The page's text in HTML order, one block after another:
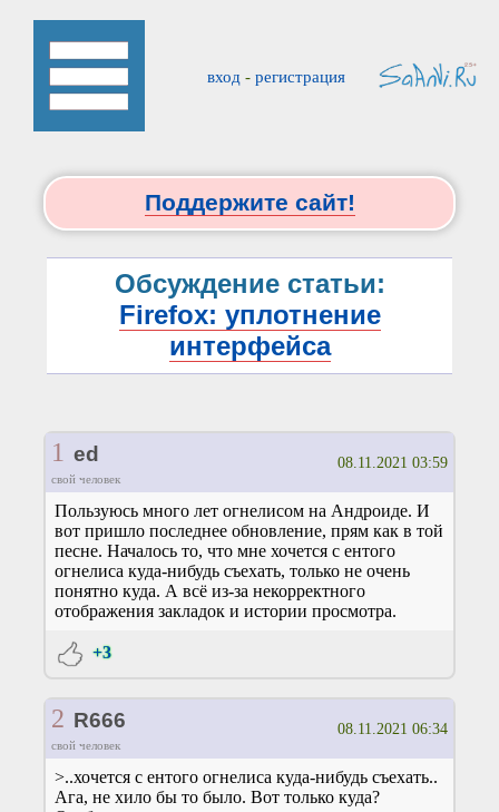
вход - регистрация
Поддержите сайт!
Обсуждение статьи:
Firefox: уплотнение
интерфейса
1 ed
свой человек
08.11.2021 03:59
Пользуюсь много лет огнелисом на Андроиде. И
вот пришло последнее обновление, прям как в той
песне. Началось то, что мне хочется с ентого
огнелиса куда-нибудь съехать, только не очень
понятно куда. А всё из-за некорректного
отображения закладок и истории просмотра.
+3
2 R666
свой человек
08.11.2021 06:34
>..хочется с ентого огнелиса куда-нибудь съехать..
Ага, не хило бы то было. Вот только куда?